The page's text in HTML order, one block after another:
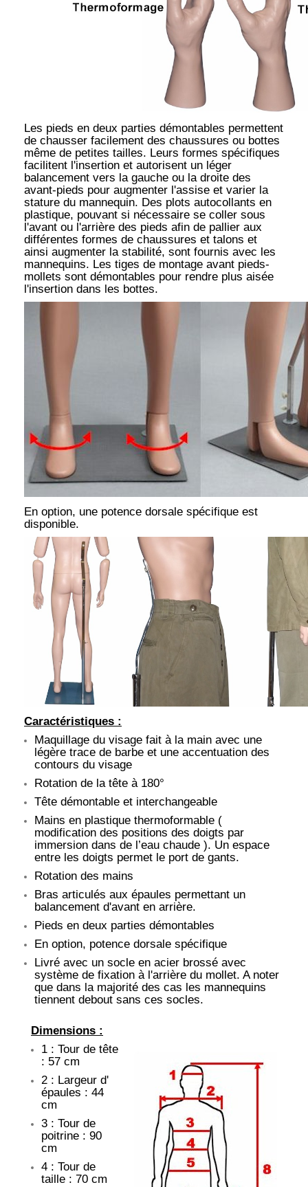
Les pieds en deux parties démontables permettent
de chausser facilement des chaussures ou bottes
même de petites tailles. Leurs formes spécifiques
facilitent l'insertion et autorisent un léger
balancement vers la gauche ou la droite des
avant-pieds pour augmenter l'assise et varier la
stature du mannequin. Des plots autocollants en
plastique, pouvant si nécessaire se coller sous
l'avant ou l'arrière des pieds afin de pallier aux
différentes formes de chaussures et talons et
ainsi augmenter la stabilité, sont fournis avec les
mannequins. Les tiges de montage avant pieds-
mollets sont démontables pour rendre plus aisée
l'insertion dans les bottes.
En option, une potence dorsale spécifique est
disponible.
Caractéristiques :
Maquillage du visage fait à la main avec une
légère trace de barbe et une accentuation des
contours du visage
Rotation de la tête à 180°
Tête démontable et interchangeable
Mains en plastique thermoformable (
modification des positions des doigts par
immersion dans de l’eau chaude ). Un espace
entre les doigts permet le port de gants.
Rotation des mains
Bras articulés aux épaules permettant un
balancement d'avant en arrière.
Pieds en deux parties démontables
En option, potence dorsale spécifique
Livré avec un socle en acier brossé avec
système de fixation à l'arrière du mollet. A noter
que dans la majorité des cas les mannequins
tiennent debout sans ces socles.
Dimensions :
1 : Tour de tête
: 57 cm
2 : Largeur d'
épaules : 44
cm
3 : Tour de
poitrine : 90
cm
4 : Tour de
taille : 70 cm